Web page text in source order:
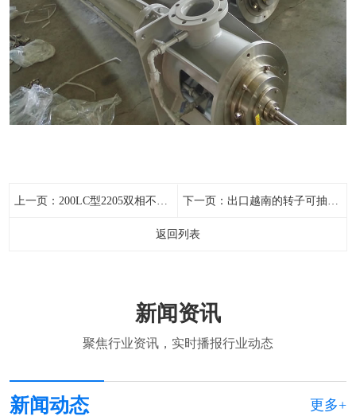
上一页： 200LC型2205双相不锈钢立式长轴泵 下一页： 出口越南的转子可抽式立式长轴液下泵
返回列表
新闻资讯
聚焦行业资讯，实时播报行业动态
新闻动态 更多+